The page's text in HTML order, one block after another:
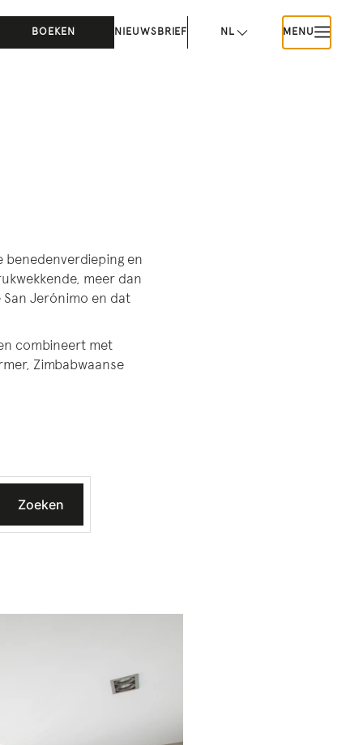
BOEKEN NIEUWSBRIEF NL MENU
benedenverdieping en
meer dan
Jerónimo en dat
combineert met
Zimbabwaanse
Zoeken